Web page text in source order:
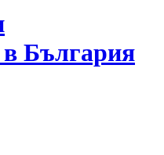
България